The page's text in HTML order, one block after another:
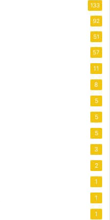
133
92
51
57
11
8
5
5
5
3
2
1
1
1